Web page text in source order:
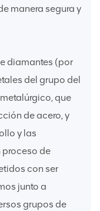
manera segura y
diamantes (por
del grupo del
que
de acero, y
y las
proceso de
con ser
junto a
grupos de